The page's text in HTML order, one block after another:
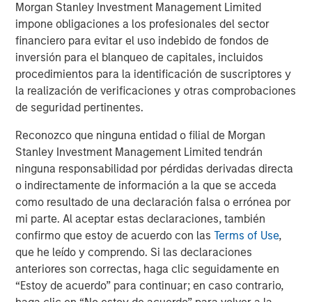
Morgan Stanley Investment Management Limited
impone obligaciones a los profesionales del sector
financiero para evitar el uso indebido de fondos de
inversión para el blanqueo de capitales, incluidos
procedimientos para la identificación de suscriptores y
la realización de verificaciones y otras comprobaciones
de seguridad pertinentes.
Reconozco que ninguna entidad o filial de Morgan
Stanley Investment Management Limited tendrán
ninguna responsabilidad por pérdidas derivadas directa
o indirectamente de información a la que se acceda
como resultado de una declaración falsa o errónea por
mi parte. Al aceptar estas declaraciones, también
confirmo que estoy de acuerdo con lasTerms of Use,
que he leído y comprendo. Si las declaraciones
anteriores son correctas, haga clic seguidamente en
“Estoy de acuerdo” para continuar; en caso contrario,
ARTÍCULO
The MSIM Quantitative Duration
Strategy Model: A Factor-Based
Approach to Managing Interest Rates
Anton Heese and Matas Vala explore the
Quantitative Duration Strategy Model, one of the
proprietary tools the team uses to enhance their
investment process, as it helps provide structure
and rigour with identifying and processing
relevant and important data.
05-AGO-2026